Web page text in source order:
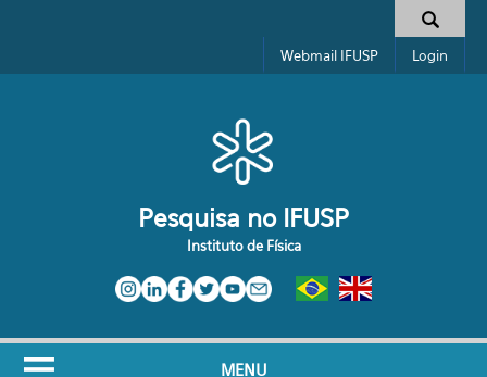
Formulário de busca
Webmail IFUSP Login
Pesquisa no IFUSP
Instituto de Física
MENU